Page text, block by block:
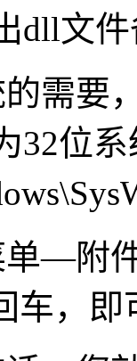
dll文
需要
32位系
单—附
车，即